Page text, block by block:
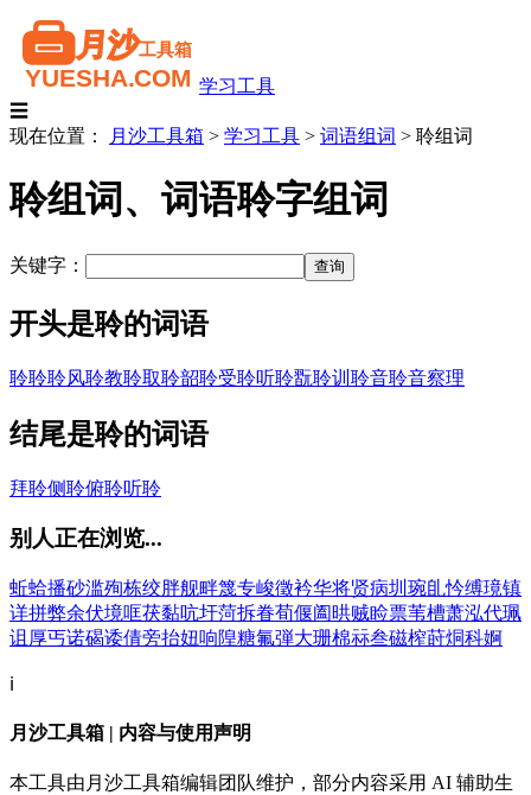
学习工具
☰
现在位置：
月沙工具箱 > 学习工具 > 词语组词 > 聆组词
聆组词、词语聆字组词
关键字：
开头是聆的词语
聆聆聆风聆教聆取聆韶聆受聆听聆翫聆训 聆音聆音察理
结尾是聆的词语
拜聆侧聆俯聆听聆
别人正在浏览...
蚯蛤播砂滥殉栋绞胖舰畔篾专峻徵衿华将贤病圳 琬臫忴缚璄镇
详拼弊余伏境哐茯黏吭圩菏拆眷荀偃阖晎贼睑票苇槽萧泓代珮
诅 厚丐诺碣诿倩旁抬妞响隍糖氟弾大珊棉祘叁磁榨莳烔科婀
ℹ️
月沙工具箱 | 内容与使用声明
本工具由月沙工具箱编辑团队维护，部分内容采用 AI 辅助生